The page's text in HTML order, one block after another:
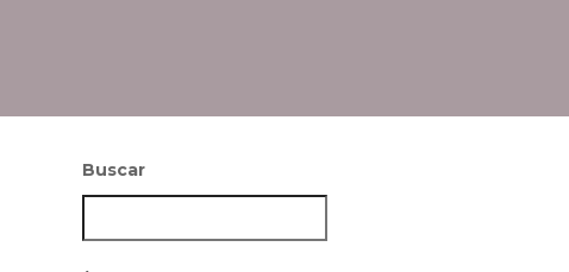
Buscar